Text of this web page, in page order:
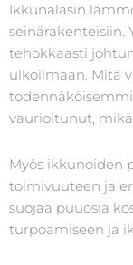
Ikkunalasin
seinärakenteisiin.
tehokkaasti
ulkoilmaan. Mitä
vaurioitunut,
Myös ikkunoiden
toimivuuteen ja
suojaa puuosia
turpoamiseen ja